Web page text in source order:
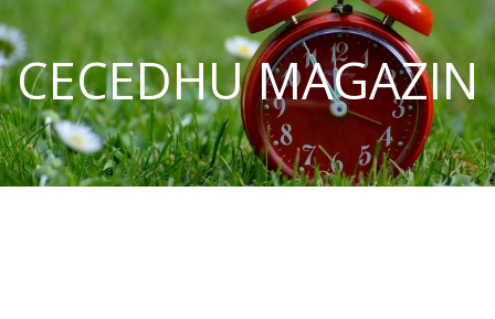
CECEDHU MAGAZIN